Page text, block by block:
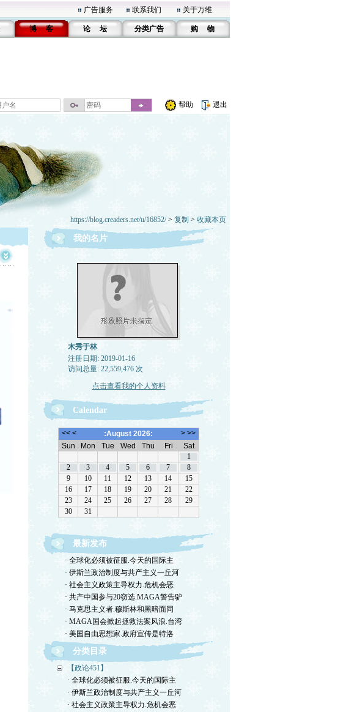
广告服务 联系我们 关于万维
博 客 论 坛 分类广告 购 物
帮助 退出
https://blog.creaders.net/u/16852/> 复制 > 收藏本页
我的名片
木秀于林
注册日期: 2019-01-16
访问总量: 22,559,476 次
点击查看我的个人资料
Calendar
最新发布
· 全球化必须被征服.今天的国际主
· 伊斯兰政治制度与共产主义一丘河
· 社会主义政策主导权力.危机会恶
· 共产中国参与20窃选.MAGA警告驴
· 马克思主义者.穆斯林和黑暗面同
· MAGA国会掀起拯救法案风浪.台湾
· 美国自由思想家.政府宣传是特洛
分类目录
【政论451】
· 全球化必须被征服.今天的国际主
· 伊斯兰政治制度与共产主义一丘河
· 社会主义政策主导权力.危机会恶